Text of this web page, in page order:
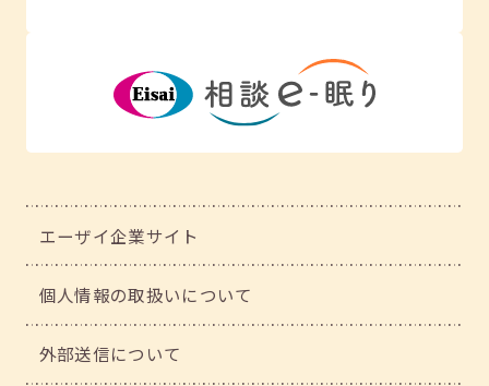
エーザイ企業サイト
個人情報の取扱いについて
外部送信について